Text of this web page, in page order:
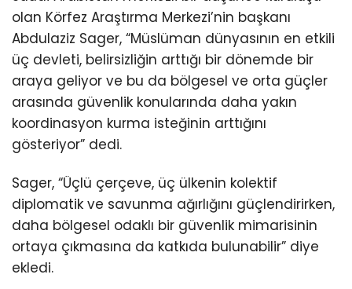
olan Körfez Araştırma Merkezi’nin başkanı
Abdulaziz Sager, “Müslüman dünyasının en etkili
üç devleti, belirsizliğin arttığı bir dönemde bir
araya geliyor ve bu da bölgesel ve orta güçler
arasında güvenlik konularında daha yakın
koordinasyon kurma isteğinin arttığını
gösteriyor” dedi.
Sager, “Üçlü çerçeve, üç ülkenin kolektif
diplomatik ve savunma ağırlığını güçlendirirken,
daha bölgesel odaklı bir güvenlik mimarisinin
ortaya çıkmasına da katkıda bulunabilir” diye
ekledi.